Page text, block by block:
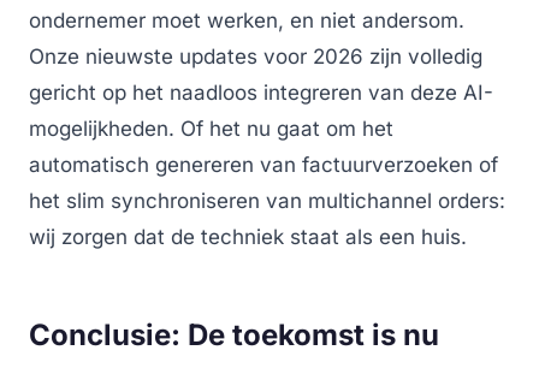
ondernemer moet werken, en niet andersom.
Onze nieuwste updates voor 2026 zijn volledig
gericht op het naadloos integreren van deze AI-
mogelijkheden. Of het nu gaat om het
automatisch genereren van factuurverzoeken of
het slim synchroniseren van multichannel orders:
wij zorgen dat de techniek staat als een huis.
Conclusie: De toekomst is nu